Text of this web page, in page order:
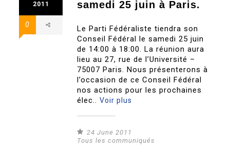
2011
0
samedi 25 juin à Paris.
Le Parti Fédéraliste tiendra son
Conseil Fédéral le samedi 25 juin
de 14:00 à 18:00. La réunion aura
lieu au 27, rue de l’Université –
75007 Paris. Nous présenterons à
l’occasion de ce Conseil Fédéral
nos actions pour les prochaines
élec..Voir plus
24 June 2011
Tous les communiqués